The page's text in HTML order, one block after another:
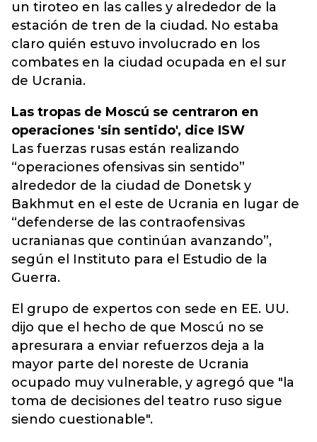
un tiroteo en las calles y alrededor de la
estación de tren de la ciudad. No estaba
claro quién estuvo involucrado en los
combates en la ciudad ocupada en el sur
de Ucrania.
Las tropas de Moscú se centraron en
operaciones 'sin sentido', dice ISW
Las fuerzas rusas están realizando
“operaciones ofensivas sin sentido”
alrededor de la ciudad de Donetsk y
Bakhmut en el este de Ucrania en lugar de
“defenderse de las contraofensivas
ucranianas que continúan avanzando”,
según el Instituto para el Estudio de la
Guerra.
El grupo de expertos con sede en EE. UU.
dijo que el hecho de que Moscú no se
apresurara a enviar refuerzos deja a la
mayor parte del noreste de Ucrania
ocupado muy vulnerable, y agregó que "la
toma de decisiones del teatro ruso sigue
siendo cuestionable".